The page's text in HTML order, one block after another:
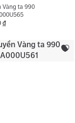
Vàng ta 990
đ